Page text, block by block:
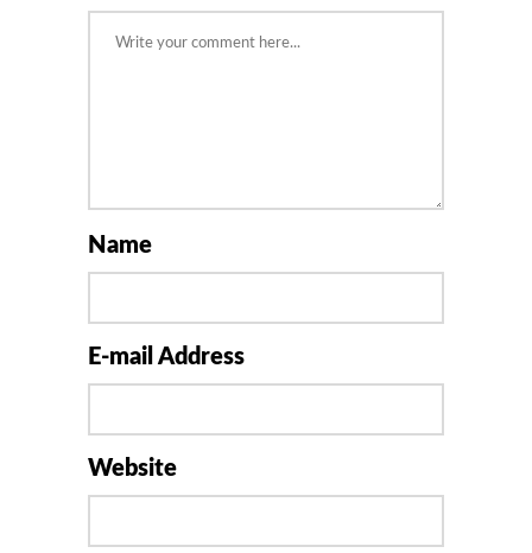
Name
E-mail Address
Website